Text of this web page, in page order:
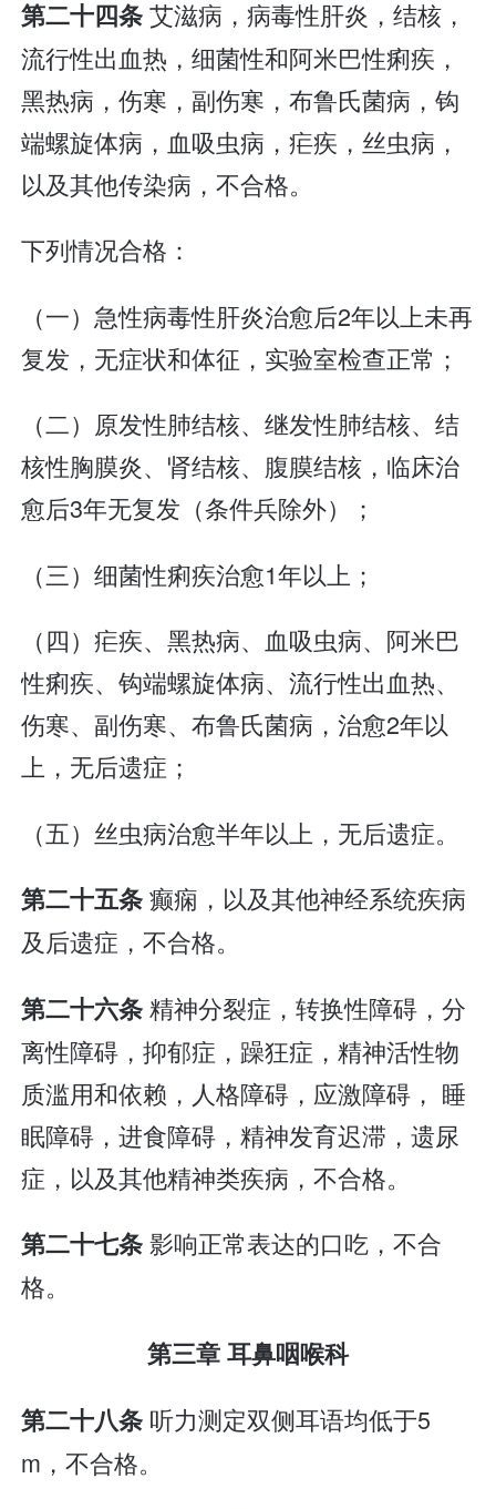
第二十四条艾滋病，病毒性肝炎，结核，
流行性出血热，细菌性和阿米巴性痢疾，
黑热病，伤寒，副伤寒，布鲁氏菌病，钩
端螺旋体病，血吸虫病，疟疾，丝虫病，
以及其他传染病，不合格。
下列情况合格：
（一）急性病毒性肝炎治愈后2年以上未再
复发，无症状和体征，实验室检查正常；
（二）原发性肺结核、继发性肺结核、结
核性胸膜炎、肾结核、腹膜结核，临床治
愈后3年无复发（条件兵除外）；
（三）细菌性痢疾治愈1年以上；
（四）疟疾、黑热病、血吸虫病、阿米巴
性痢疾、钩端螺旋体病、流行性出血热、
伤寒、副伤寒、布鲁氏菌病，治愈2年以
上，无后遗症；
（五）丝虫病治愈半年以上，无后遗症。
第二十五条癫痫，以及其他神经系统疾病
及后遗症，不合格。
第二十六条精神分裂症，转换性障碍，分
离性障碍，抑郁症，躁狂症，精神活性物
质滥用和依赖，人格障碍，应激障碍， 睡
眠障碍，进食障碍，精神发育迟滞，遗尿
症，以及其他精神类疾病，不合格。
第二十七条影响正常表达的口吃，不合
格。
第三章 耳鼻咽喉科
第二十八条 听力测定双侧耳语均低于5
m，不合格。